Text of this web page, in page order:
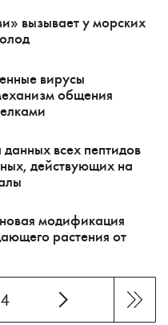
вызывает у морских
вирусы
общения
всех пептидов
действующих на
модификация
растения от